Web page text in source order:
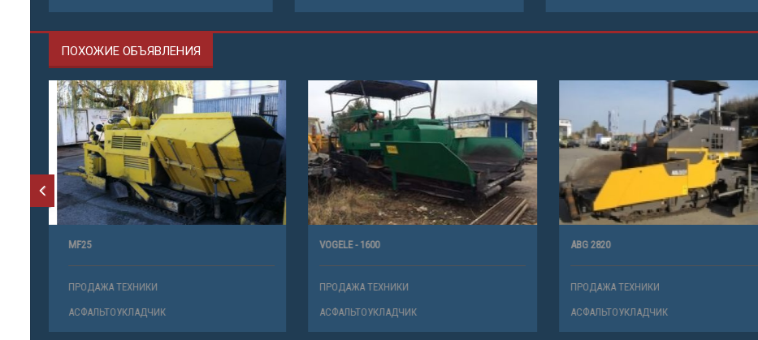
ПОХОЖИЕ ОБЪЯВЛЕНИЯ
MF25
ПРОДАЖА ТЕХНИКИ
АСФАЛЬТОУКЛАДЧИК
VOGELE - 1600
ПРОДАЖА ТЕХНИКИ
АСФАЛЬТОУКЛАДЧИК
ABG 2820
ПРОДАЖА ТЕХНИКИ
АСФАЛЬТОУКЛАДЧИК